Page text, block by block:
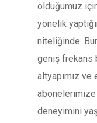
olduğumuz
yönelik
niteliğinde.
geniş frekans
altyapımız
deneyimini